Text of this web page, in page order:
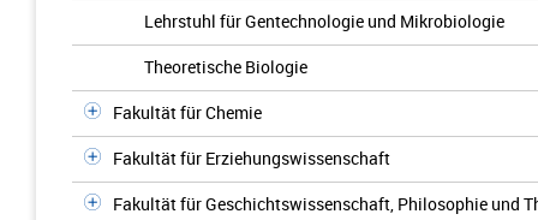
Lehrstuhl für Gentechnologie und Mikrobiologie
Theoretische Biologie
Fakultät für Chemie
Fakultät für Erziehungswissenschaft
Fakultät für Geschichtswissenschaft, Philosophie und